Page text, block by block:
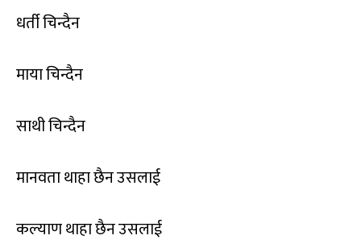
धर्ती चिन्दैन
माया चिन्दैन
साथी चिन्दैन
मानवता थाहा छैन उसलाई
कल्याण थाहा छैन उसलाई